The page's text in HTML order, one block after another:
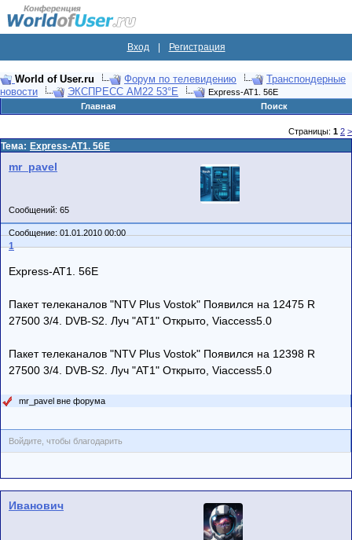
Вход Регистрация
World of User.ru Форум по телевидению
Транспондерные
новости
ЭКСПРЕСС АМ22 53°E
Express-AT1. 56E
Главная
Поиск
Страницы: 1 2 >
Тема: Express-AT1. 56E
mr_pavel
Сообщений: 65
Сообщение: 01.01.2010 00:00
1
Express-AT1. 56E
Пакет телеканалов "NTV Plus Vostok" Появился на 12475 R
27500 3/4. DVB-S2. Луч "AT1" Открыто, Viaccess5.0
Пакет телеканалов "NTV Plus Vostok" Появился на 12398 R
27500 3/4. DVB-S2. Луч "AT1" Открыто, Viaccess5.0
mr_pavel вне форума
Войдите, чтобы благодарить
Иванович